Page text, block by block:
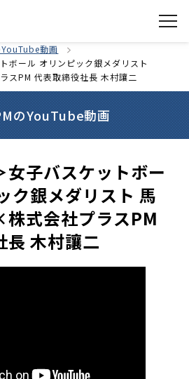
動画
ボール オリンピック銀メダリスト
スPM 代表取締役社長 木村讓二
のYouTube動画
女子バスケットボー
ク銀メダリスト 馬
式会社プラスPM
長 木村讓二